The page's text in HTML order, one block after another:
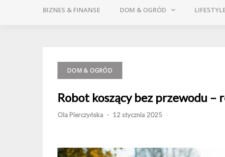
BIZNES & FINANSE DOM & OGRÓD
DOM & OGRÓD
Robot koszący bez przewodu –
Ola Pierczyńska - 12 stycznia 2025